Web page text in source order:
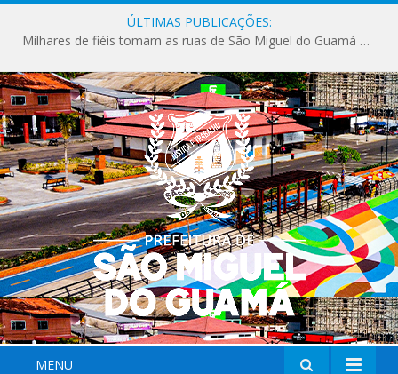
ÚLTIMAS PUBLICAÇÕES:
Milhares de fiéis tomam as ruas de São Miguel do Guamá em uma grande celebração de fé na Marcha para Jesus 2026.
MENU